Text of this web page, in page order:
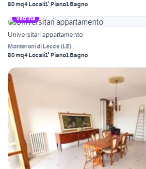
80 mq4 Locali1° Piano1 Bagno
Vetrina
Universitari appartamento
Monteroni di Lecce(LE)
80 mq4 Locali1° Piano1 Bagno